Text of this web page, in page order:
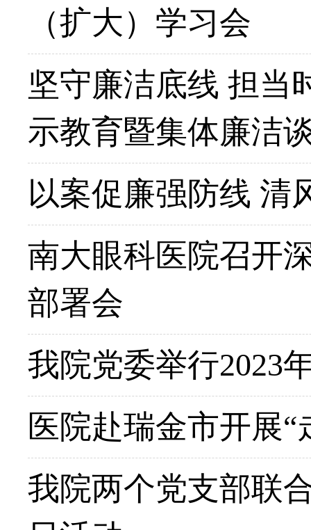
（扩大）学习会
坚守廉洁底线 担当
示教育暨集体廉洁
以案促廉强防线 清
南大眼科医院召开
部署会
我院党委举行2023
医院赴瑞金市开展
我院两个党支部联